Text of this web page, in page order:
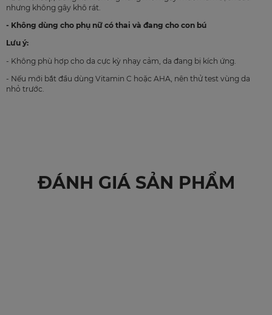
nhưng không gây khô rát.
- Không dùng cho phụ nữ có thai và đang cho con bú
Lưu ý:
- Không phù hợp cho da cực kỳ nhạy cảm, da đang bị kích ứng.
- Nếu mới bắt đầu dùng Vitamin C hoặc AHA, nên thử test vùng da
nhỏ trước.
ĐÁNH GIÁ SẢN PHẨM